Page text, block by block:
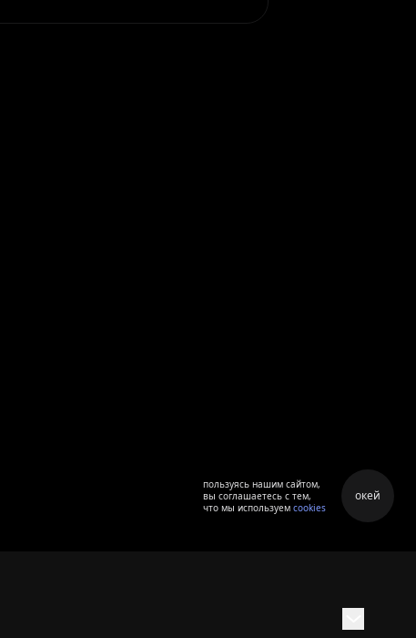
пользуясь нашим сайтом,
вы соглашаетесь с тем,
что мы используем cookies
окей